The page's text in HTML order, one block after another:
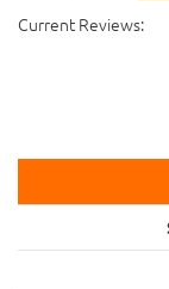
Current Reviews: